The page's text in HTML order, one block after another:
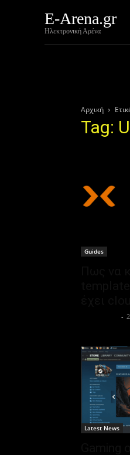
E-Arena.gr
Ηλεκτρονική Αρένα
Αρχική
Tag:
Guides
-
Latest News